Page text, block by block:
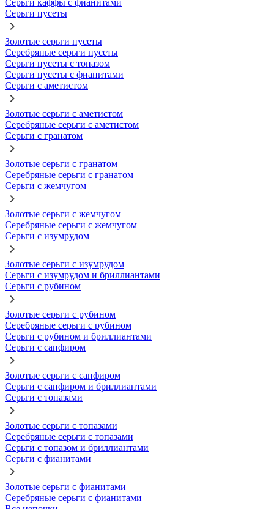
Серьги каффы с фианитами
Серьги пусеты
Золотые серьги пусеты
Серебряные серьги пусеты
Серьги пусеты с топазом
Серьги пусеты с фианитами
Серьги с аметистом
Золотые серьги с аметистом
Серебряные серьги с аметистом
Серьги с гранатом
Золотые серьги с гранатом
Серебряные серьги с гранатом
Серьги с жемчугом
Золотые серьги с жемчугом
Серебряные серьги с жемчугом
Серьги с изумрудом
Золотые серьги с изумрудом
Серьги с изумрудом и бриллиантами
Серьги с рубином
Золотые серьги с рубином
Серебряные серьги с рубином
Серьги с рубином и бриллиантами
Серьги с сапфиром
Золотые серьги с сапфиром
Серьги с сапфиром и бриллиантами
Серьги с топазами
Золотые серьги с топазами
Серебряные серьги с топазами
Серьги с топазом и бриллиантами
Серьги с фианитами
Золотые серьги с фианитами
Серебряные серьги с фианитами